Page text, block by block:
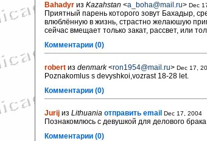
Bahadyr из Kazahstan <a_boha@mail.ru> Dec
Приятный парень которого зовут Бахадыр,
влюблённую в жизнь, страстно желаюшую
сейчас вмещает только закат, рассвет, или
Комментарии (0)
robert из denmark<ron1954@mail.ru> Dec 17,
Poznakomlus s devyshkoi,vozrast 18-28 let.
Комментарии (0)
Jurij из Lithuania отправить email Dec 17, 2004
Познакомлюсь с девушкой для делового
Комментарии (0)